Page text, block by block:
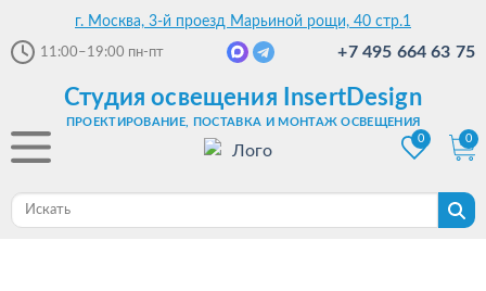
г. Москва, 3-й проезд Марьиной рощи, 40 стр.1
11:00–19:00 пн-пт +7 495 664 63 75
Студия освещения InsertDesign
ПРОЕКТИРОВАНИЕ, ПОСТАВКА И МОНТАЖ ОСВЕЩЕНИЯ
0
0